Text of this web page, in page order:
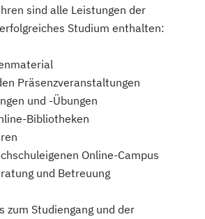
sind alle Leistungen der
Studium enthalten:
Präsenzveranstaltungen
und -Übungen
Bibliotheken
Online-Campus
und Betreuung
zum Studiengang und der